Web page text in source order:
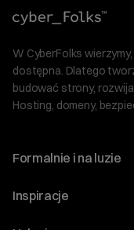
W CyberFolks
dostępna. Dlatego
budować strony,
Hosting, domeny,
Formalnie i na luzie
O nas
Inspiracje